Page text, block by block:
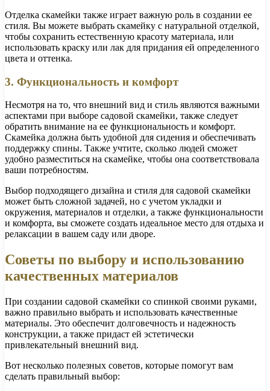
Отделка скамейки также играет важную роль в создании ее
стиля. Вы можете выбрать скамейку с натуральной отделкой,
чтобы сохранить естественную красоту материала, или
использовать краску или лак для придания ей определенного
цвета и оттенка.
3. Функциональность и комфорт
Несмотря на то, что внешний вид и стиль являются важными
аспектами при выборе садовой скамейки, также следует
обратить внимание на ее функциональность и комфорт.
Скамейка должна быть удобной для сидения и обеспечивать
поддержку спины. Также учтите, сколько людей сможет
удобно разместиться на скамейке, чтобы она соответствовала
ваши потребностям.
Выбор подходящего дизайна и стиля для садовой скамейки
может быть сложной задачей, но с учетом укладки и
окружения, материалов и отделки, а также функциональности
и комфорта, вы сможете создать идеальное место для отдыха и
релаксации в вашем саду или дворе.
Советы по выбору и использованию
качественных материалов
При создании садовой скамейки со спинкой своими руками,
важно правильно выбрать и использовать качественные
материалы. Это обеспечит долговечность и надежность
конструкции, а также придаст ей эстетически
привлекательный внешний вид.
Вот несколько полезных советов, которые помогут вам
сделать правильный выбор: